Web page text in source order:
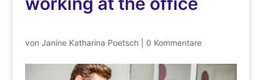
von Janine Katharina Poetsch| 0 Kommentare